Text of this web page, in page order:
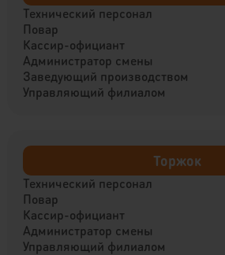
Технический персонал
Повар
Кассир-официант
Администратор смены
Заведующий производством
Управляющий филиалом
Торжок
Технический персонал
Повар
Кассир-официант
Администратор смены
Управляющий филиалом